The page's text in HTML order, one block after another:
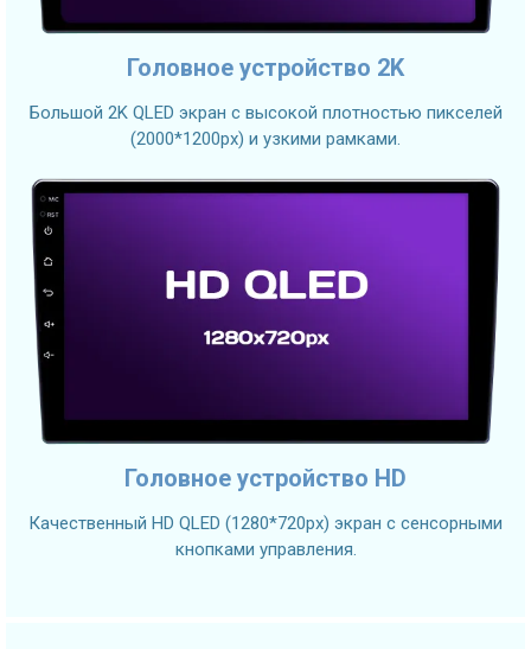
Головное устройство 2K
Большой 2K QLED экран с высокой плотностью пикселей
(2000*1200px) и узкими рамками.
Головное устройство HD
Качественный HD QLED (1280*720px) экран с сенсорными
кнопками управления.